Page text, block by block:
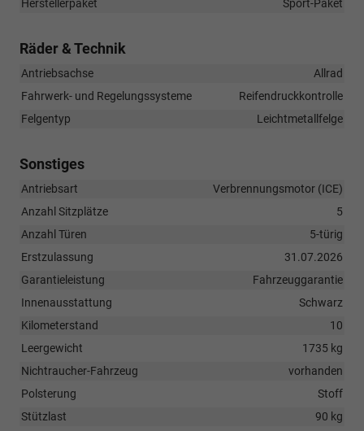
Herstellerpaket Sport-Paket
Räder & Technik
Antriebsachse
Allrad
Fahrwerk- und Regelungssysteme
Reifendruckkontrolle
Felgentyp
Leichtmetallfelge
Sonstiges
Antriebsart
Verbrennungsmotor (ICE)
Anzahl Sitzplätze
5
Anzahl Türen
5-türig
Erstzulassung
31.07.2026
Garantieleistung
Fahrzeuggarantie
Innenausstattung
Schwarz
Kilometerstand
10
Leergewicht
1735 kg
Nichtraucher-Fahrzeug
vorhanden
Polsterung
Stoff
Stützlast
90 kg